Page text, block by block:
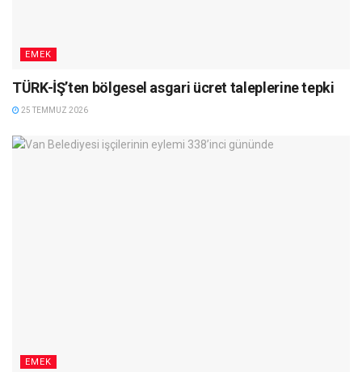
EMEK
TÜRK-İŞ’ten bölgesel asgari ücret taleplerine tepki
25 TEMMUZ 2026
EMEK